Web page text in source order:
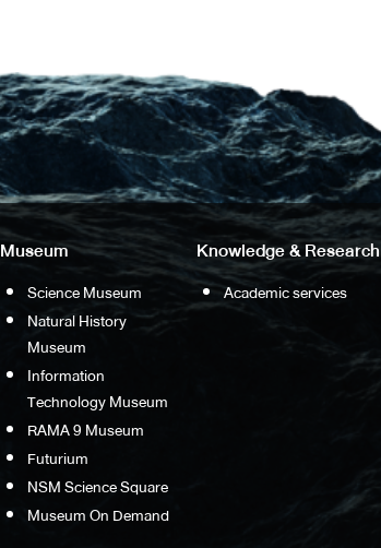
Museum
Science Museum
Natural History
Museum
Information
Technology Museum
RAMA 9 Museum
Futurium
NSM Science Square
Museum On Demand
Knowledge & Research
Academic services